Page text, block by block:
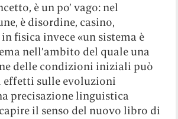
è un po’ vago: nel
è disordine, casino,
fisica invece «un sistema è
nell’ambito del quale una
delle condizioni iniziali può
effetti sulle evoluzioni
precisazione linguistica
il senso del nuovo libro di